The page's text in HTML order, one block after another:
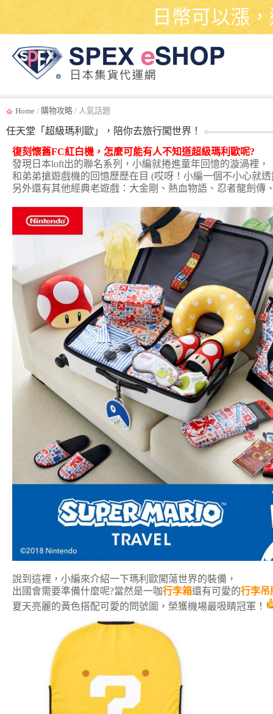
日幣可以漲
Home / 購物攻略 / 人氣話題
任天堂「超級瑪利歐」，陪你去旅行闖世界！
復刻懷舊FC紅白機，怎麼可能有人不知道超級瑪利歐呢?
發現日本loft出的聯名系列，小編就捲進童年回憶的漩渦裡，
和弟弟搶遊戲機的回憶歷歷在目 (哎呀！小編一個不小心就
另外還有其他經典老遊戲：大金剛、熱血物語、忍者龍劍傳
說到這裡，小編來介紹一下瑪利歐闖蕩世界的裝備，
出國會需要準備什麼呢?當然是一咖行李箱還有可愛的行李吊
夏天亮麗的黃色搭配可愛的問號圖，榮獲機場最吸睛冠軍！